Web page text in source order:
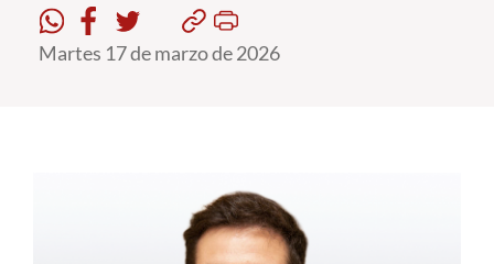
Vinculación con el Medio
Martes 17 de marzo de 2026